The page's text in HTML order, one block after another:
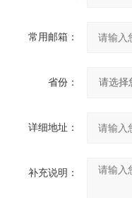
常用邮箱：
省份：
详细地址：
补充说明：